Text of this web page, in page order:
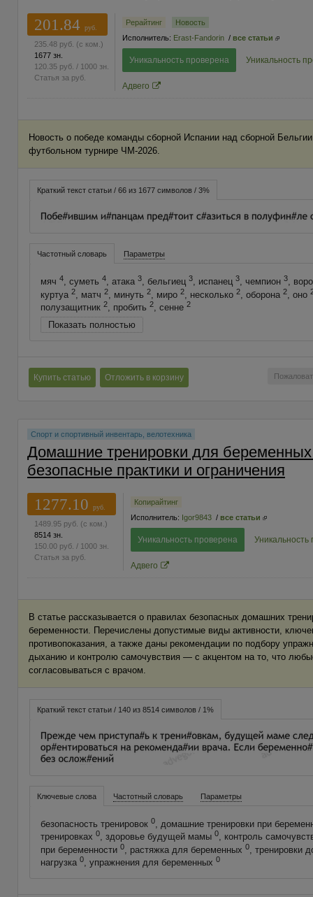
201.84
руб.
235.48 руб. (с ком.)
1677 зн.
120.35 руб. / 1000 зн.
Статья за руб.
Рерайтинг
Новость
Исполнитель: Erast-Fandorin / все статьи
Уникальность проверена Уникальность
Адвего
Новость о победе команды сборной Испании над сборной
футбольном турнире ЧМ-2026.
Краткий текст статьи / 66 из 1677 символов / 3%
Частотный словарь Параметры
мяч 4, суметь 4, атака 3, бельгиец 3, испанец 3, чемпион 3,
куртуа 2, матч 2, минуть 2, миро 2, несколько 2, оборона 2, оно
полузащитник 2, пробить 2, сенне 2
Показать полностью
Купить статью Отложить в корзину
Спорт и спортивный инвентарь, велотехника
Домашние тренировки для
безопасные практики и ограничения
1277.10
руб.
1489.95 руб. (с ком.)
8514 зн.
150.00 руб. / 1000 зн.
Статья за руб.
Копирайтинг
Исполнитель: Igor9843 / все статьи
Уникальность проверена Уникальность
Адвего
В статье рассказывается о правилах безопасных домашних
беременности. Перечислены допустимые виды активности,
противопоказания, а также даны рекомендации по подбору
дыханию и контролю самочувствия — с акцентом на то, что
согласовываться с врачом.
Краткий текст статьи / 140 из 8514 символов / 1%
Ключевые слова Частотный словарь Параметры
безопасность тренировок 0, домашние тренировки при
тренировках 0, здоровье будущей мамы 0, контроль
при беременности 0, растяжка для беременных 0, тренировки
нагрузка 0, упражнения для беременных 0